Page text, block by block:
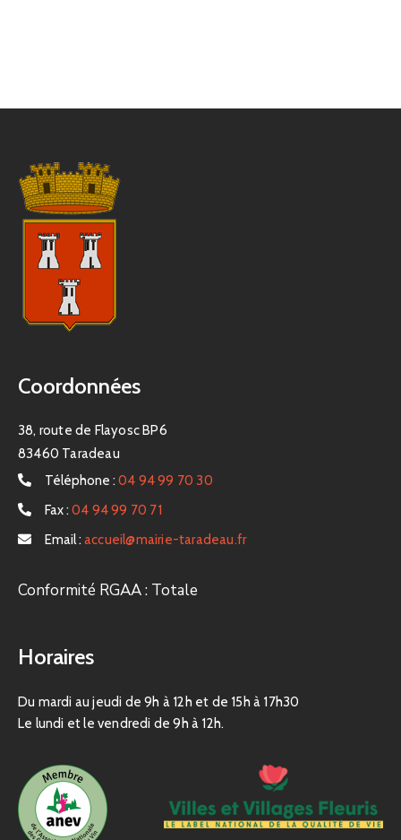
Coordonnées
38, route de Flayosc BP6
83460 Taradeau
Téléphone : 04 94 99 70 30
Fax : 04 94 99 70 71
Email : accueil@mairie-taradeau.fr
Conformité RGAA : Totale
Horaires
Du mardi au jeudi de 9h à 12h et de 15h à 17h30
Le lundi et le vendredi de 9h à 12h.